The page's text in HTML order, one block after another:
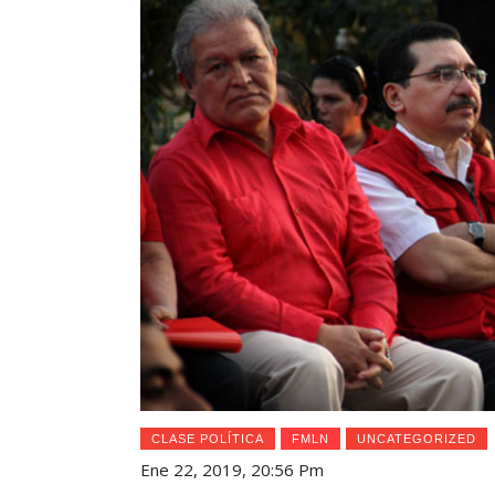
CLASE POLÍTICA FMLN UNCATEGORIZED
Ene 22, 2019, 20:56 Pm